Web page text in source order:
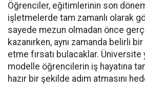
Öğrenciler, eğitimlerinin son
işletmelerde tam zamanlı olarak
sayede mezun olmadan önce
kazanırken, aynı zamanda belirli
etme fırsatı bulacaklar. Üniversite
modelle öğrencilerin iş hayatına
hazır bir şekilde adım atmasını